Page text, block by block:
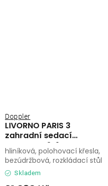
LIVORNO PARIS 3
zahradní sedací
souprava 6+1
Doppler
Skladem
hliníková, polohovací křesla,
bezúdržbová, rozkládací stůl